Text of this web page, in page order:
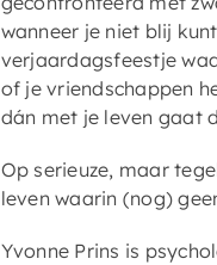
wanneer je niet blij
verjaardagsfeestje
of je vriendschappen
dán met je leven gaat
Op serieuze, maar
leven waarin (nog)
Yvonne Prins is